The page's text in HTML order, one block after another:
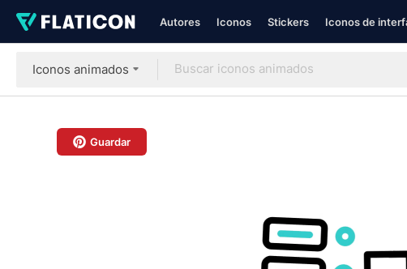
Autores Iconos Stickers Iconos de
Iconos animados
Guardar